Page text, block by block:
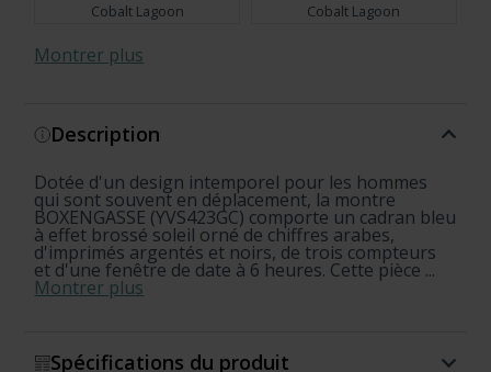
Cobalt Lagoon Cobalt Lagoon
Night Flight
Montrer plus
Description
Dotée d'un design intemporel pour les hommes
qui sont souvent en déplacement, la montre
BOXENGASSE (YVS423GC) comporte un cadran bleu
à effet brossé soleil orné de chiffres arabes,
d'imprimés argentés et noirs, de trois compteurs
et d'une fenêtre de date à 6 heures. Cette pièce ...
Montrer plus
Spécifications du produit